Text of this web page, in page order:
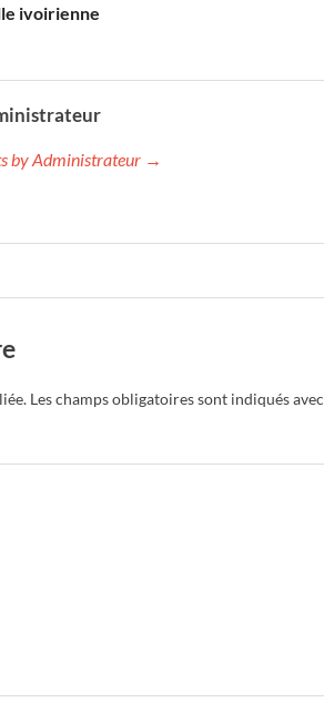
ivoirienne
by Administrateur →
Les champs obligatoires sont indiqués avec